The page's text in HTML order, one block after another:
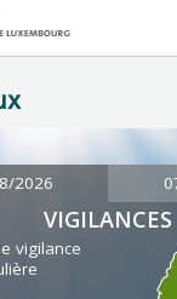
2026
VIGILANCES
vigilance